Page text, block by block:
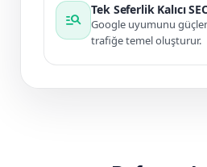
manage_search
Tek Seferlik Kalıcı
Google uyumunu
trafiğe temel oluşturur.